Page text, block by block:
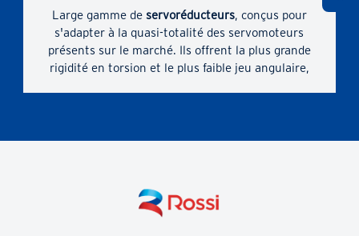
Large gamme de servoréducteurs, conçus pour
s'adapter à la quasi-totalité des servomoteurs
présents sur le marché. Ils offrent la plus grande
rigidité en torsion et le plus faible jeu angulaire,
servomoteur.
plus large gamme possible de dimensions
d'accouplement des servomoteurs.